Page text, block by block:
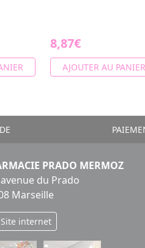
8,87€
AJOUTER AU PANIER
PRADO MERMOZ
du Prado
Marseille
Site internet